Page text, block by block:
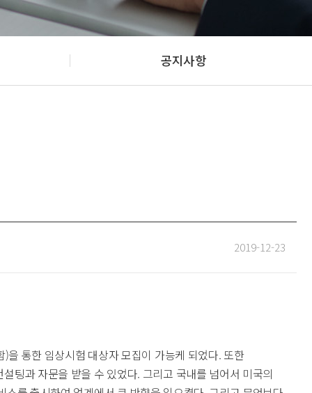
공지사항
2019-12-23
통한 임상시험 대상자 모집이 가능케 되었다. 또한
팅과 자문을 받을 수 있었다. 그리고 국내를 넘어서 미국의